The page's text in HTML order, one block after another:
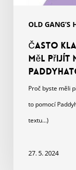
OLD GANG’S
ČASTO
měl přijít
Proč byste měli
to pomocí
textu…)
27. 5. 2024